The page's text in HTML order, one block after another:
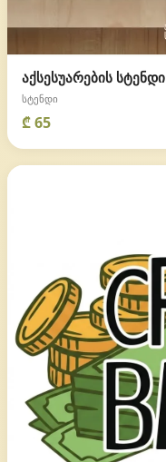
აქსესუარების სტენდი
სტენდი
₾ 65